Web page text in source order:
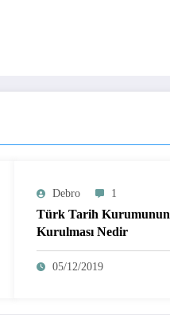
Debro 1
Türk Tarih Kurumunun
Kurulması Nedir
05/12/2019